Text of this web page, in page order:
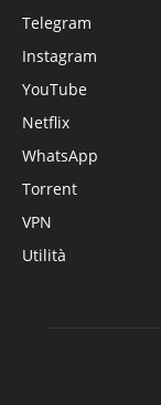
Telegram
Instagram
YouTube
Netflix
WhatsApp
Torrent
VPN
Utilità